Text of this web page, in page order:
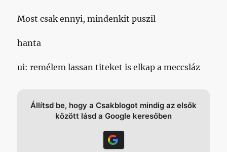
Most csak ennyi, mindenkit puszil
hanta
ui: remélem lassan titeket is elkap a meccsláz
Állítsd be, hogy a Csakblogot mindig az elsők
között lásd a Google keresőben